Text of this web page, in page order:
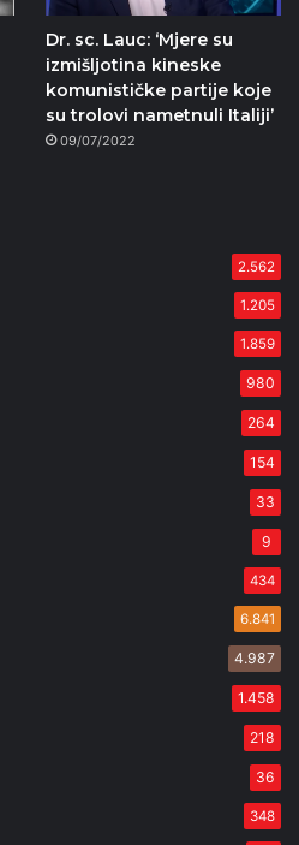
Dr. sc. Lauc: ‘Mjere su
izmišljotina kineske
komunističke partije koje
su trolovi nametnuli Italiji’
09/07/2022
2.562
1.205
1.859
980
264
154
33
9
434
6.841
4.987
1.458
218
36
348